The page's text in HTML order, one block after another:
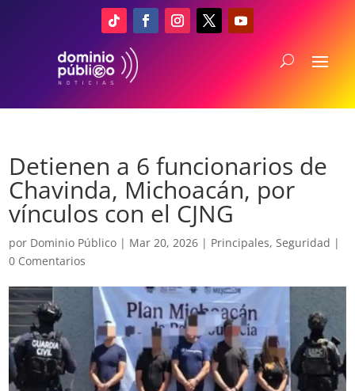
Detienen a 6 funcionarios de
Chavinda, Michoacán, por
vínculos con el CJNG
por Dominio Público | Mar 20, 2026 | Principales,Seguridad |
0 Comentarios